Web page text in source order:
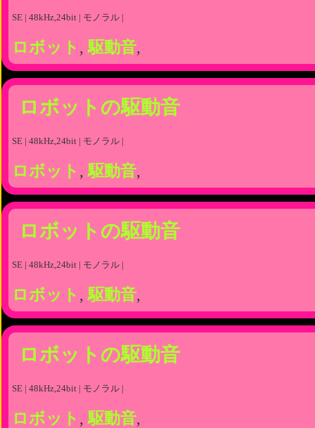
SE | 48kHz,24bit | モノラル |
ロボット ,駆動音,
ロボットの駆動音
SE | 48kHz,24bit | モノラル |
ロボット ,駆動音,
ロボットの駆動音
SE | 48kHz,24bit | モノラル |
ロボット ,駆動音,
ロボットの駆動音
SE | 48kHz,24bit | モノラル |
ロボット ,駆動音,